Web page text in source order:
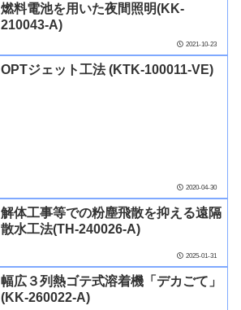
燃料電池を用いた夜間照明(KK-
210043-A)
2021-10-23
OPTジェット工法 (KTK-100011-VE)
2020-04-30
解体工事等での粉塵飛散を抑える遠隔
散水工法(TH-240026-A)
2025-01-31
幅広３列熱ゴテ式溶着機「デカごて」
(KK-260022-A)